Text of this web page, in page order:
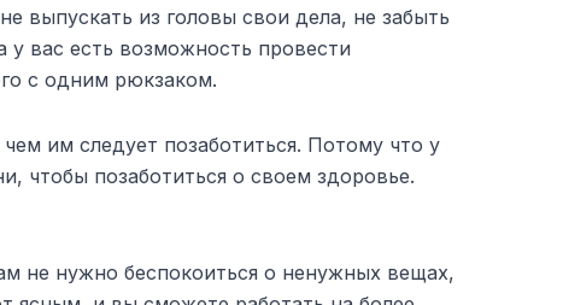
выпускать из головы свои дела, не забыть
у вас есть возможность провести
с одним рюкзаком.
им следует позаботиться. Потому что у
чтобы позаботиться о своем здоровье.
не нужно беспокоиться о ненужных вещах,